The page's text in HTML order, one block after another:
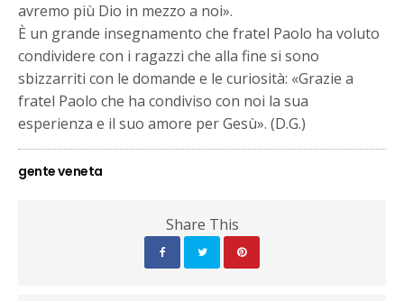
avremo più Dio in mezzo a noi».
È un grande insegnamento che fratel Paolo ha voluto
condividere con i ragazzi che alla fine si sono
sbizzarriti con le domande e le curiosità: «Grazie a
fratel Paolo che ha condiviso con noi la sua
esperienza e il suo amore per Gesù». (D.G.)
gente veneta
Share This